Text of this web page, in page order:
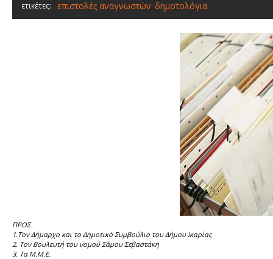
ετικέτες: επιστολές αναγνωστών, δημοτολόγια
ΠΡΟΣ
1.Τον Δήμαρχο και το Δημοτικό Συμβούλιο του Δήμου Ικαρίας
2. Τον Βουλευτή του νομού Σάμου Σεβαστάκη
3. Τα Μ.Μ.Ε.